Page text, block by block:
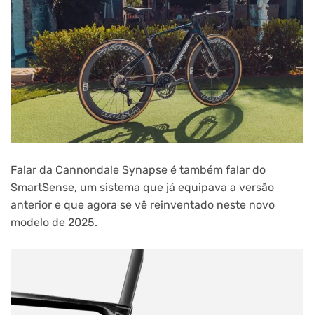
Falar da Cannondale Synapse é também falar do
SmartSense, um sistema que já equipava a versão
anterior e que agora se vê reinventado neste novo
modelo de 2025.